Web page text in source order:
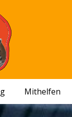
Mithelfen